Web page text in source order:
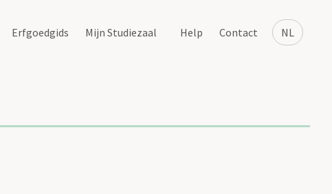
NL
Erfgoedgids Mijn Studiezaal Help Contact